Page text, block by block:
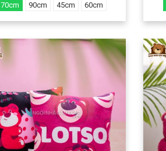
70cm 90cm 45cm 60cm